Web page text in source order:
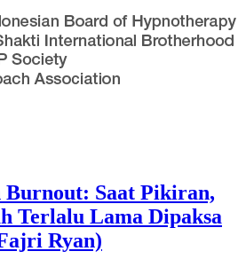
Burnout: Saat Pikiran,
Terlalu Lama Dipaksa
Ryan)